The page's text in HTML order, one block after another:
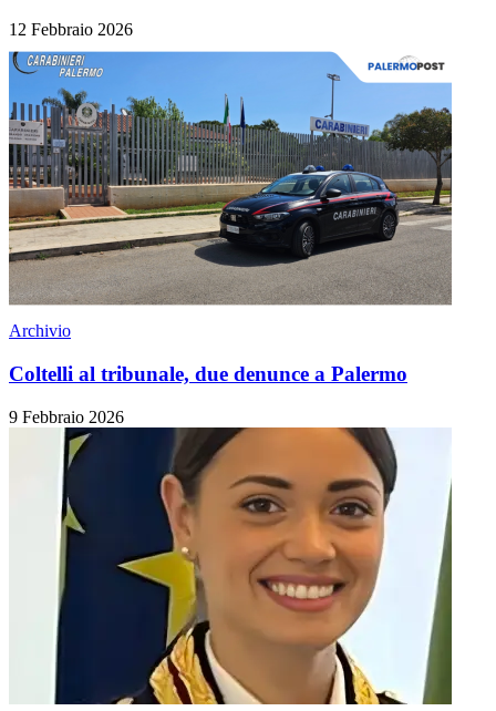
12 Febbraio 2026
Archivio
Coltelli al tribunale, due denunce a Palermo
9 Febbraio 2026